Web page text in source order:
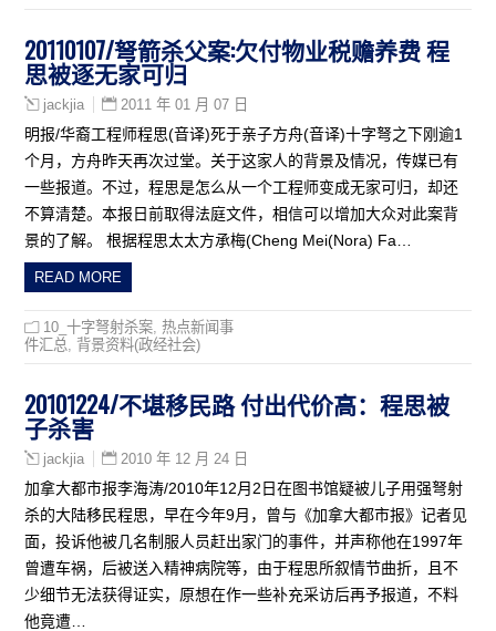
20110107/弩箭杀父案:欠付物业税赡养费 程
思被逐无家可归
jackjia 2011 年 01 月 07 日
明报/华裔工程师程思(音译)死于亲子方舟(音译)十字弩之下刚逾1
个月，方舟昨天再次过堂。关于这家人的背景及情况，传媒已有
一些报道。不过，程思是怎么从一个工程师变成无家可归，却还
不算清楚。本报日前取得法庭文件，相信可以增加大众对此案背
景的了解。 根据程思太太方承梅(Cheng Mei(Nora) Fa…
READ MORE
10_十字弩射杀案 ,热点新闻事
件汇总
背景资料(政经社会)
20101224/不堪移民路 付出代价高：程思被
子杀害
jackjia 2010 年 12 月 24 日
加拿大都市报李海涛/2010年12月2日在图书馆疑被儿子用强弩射
杀的大陆移民程思，早在今年9月，曾与《加拿大都市报》记者见
面，投诉他被几名制服人员赶出家门的事件，并声称他在1997年
曾遭车祸，后被送入精神病院等，由于程思所叙情节曲折，且不
少细节无法获得证实，原想在作一些补充采访后再予报道，不料
他竟遭…